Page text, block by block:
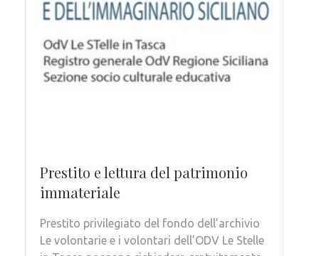
Prestito e lettura del patrimonio
immateriale
Prestito privilegiato del fondo dell’archivio
Le volontarie e i volontari dell’ODV Le Stelle